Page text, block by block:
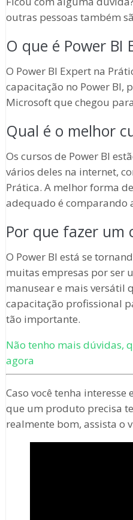
outras pessoas também
O que é Power BI
O Power BI Expert na
capacitação no Power BI,
Microsoft que chegou
Qual é o melhor
Os cursos de Power BI
vários deles na internet,
Prática. A melhor forma
adequado é comparando
Por que fazer um
O Power BI está se
muitas empresas por ser
manusear e mais versátil
capacitação profissional
tão importante.
Não tenho mais dúvidas,
agora
Caso você tenha
que um produto precisa
realmente bom, assista o